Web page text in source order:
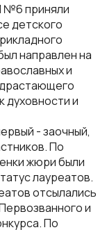
№6 приняли
детского
направлен на
и
духовности и
- заочный,
По
жюри были
лауреатов.
отсылались
и
По